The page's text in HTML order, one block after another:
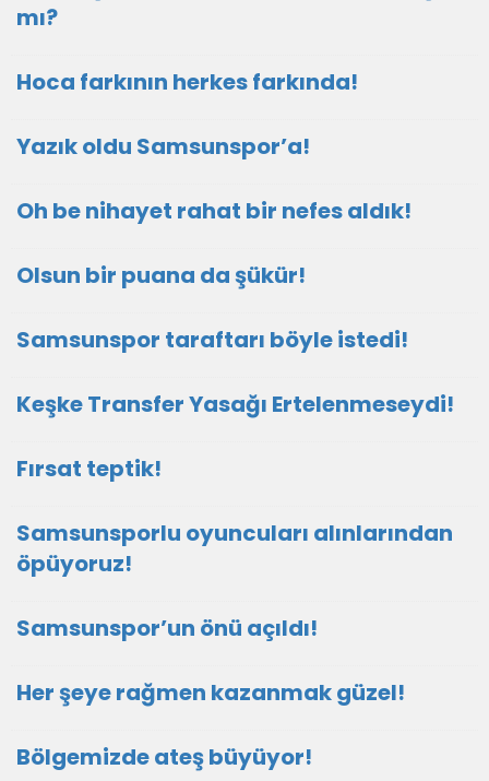
mı?
Hoca farkının herkes farkında!
Yazık oldu Samsunspor’a!
Oh be nihayet rahat bir nefes aldık!
Olsun bir puana da şükür!
Samsunspor taraftarı böyle istedi!
Keşke Transfer Yasağı Ertelenmeseydi!
Fırsat teptik!
Samsunsporlu oyuncuları alınlarından
öpüyoruz!
Samsunspor’un önü açıldı!
Her şeye rağmen kazanmak güzel!
Bölgemizde ateş büyüyor!